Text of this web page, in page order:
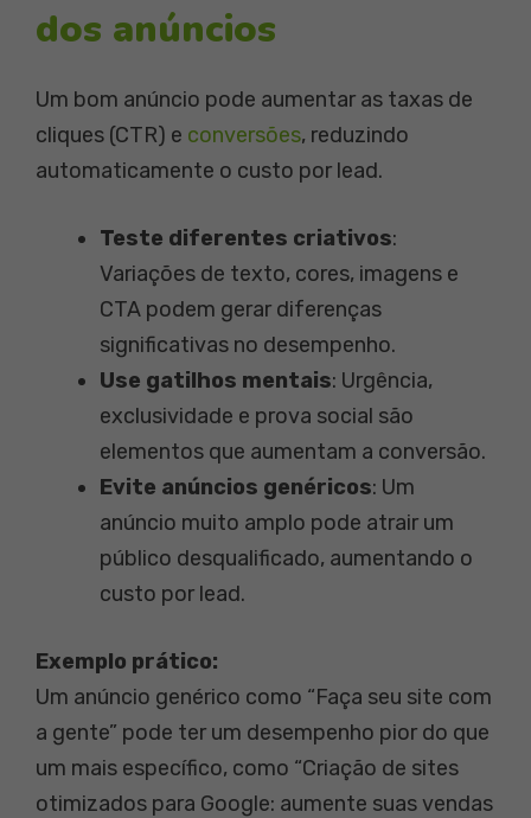
dos anúncios
Um bom anúncio pode aumentar as taxas de
cliques (CTR) e conversões, reduzindo
automaticamente o custo por lead.
Teste diferentes criativos:
Variações de texto, cores, imagens e
CTA podem gerar diferenças
significativas no desempenho.
Use gatilhos mentais: Urgência,
exclusividade e prova social são
elementos que aumentam a conversão.
Evite anúncios genéricos: Um
anúncio muito amplo pode atrair um
público desqualificado, aumentando o
custo por lead.
Exemplo prático:
Um anúncio genérico como “Faça seu site com
a gente” pode ter um desempenho pior do que
um mais específico, como “Criação de sites
otimizados para Google: aumente suas vendas